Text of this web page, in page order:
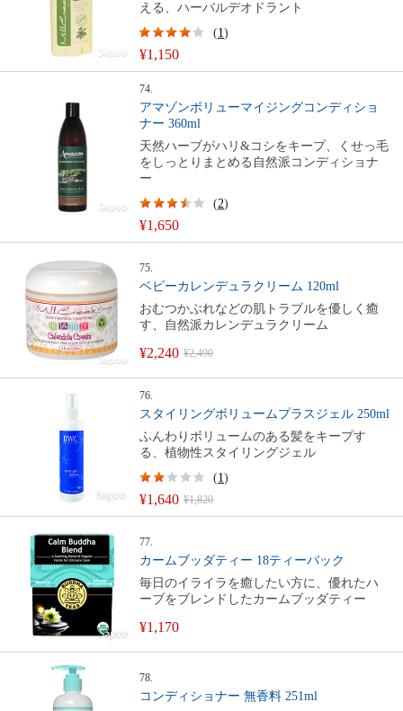
える、ハーバルデオドラント
¥1,150
(1)
74.
アマゾンボリューマイジングコンディショ
ナー 360ml
天然ハーブがハリ&コシをキープ、くせっ毛
をしっとりまとめる自然派コンディショナ
ー
¥1,650
(2)
75.
ベビーカレンデュラクリーム 120ml
おむつかぶれなどの肌トラブルを優しく癒
す、自然派カレンデュラクリーム
¥2,240 ¥2,490
76.
スタイリングボリュームプラスジェル 250ml
ふんわりボリュームのある髪をキープす
る、植物性スタイリングジェル
¥1,640 ¥1,820
(1)
77.
カームブッダティー 18ティーバック
毎日のイライラを癒したい方に、優れたハ
ーブをブレンドしたカームブッダティー
¥1,170
78.
コンディショナー 無香料 251ml